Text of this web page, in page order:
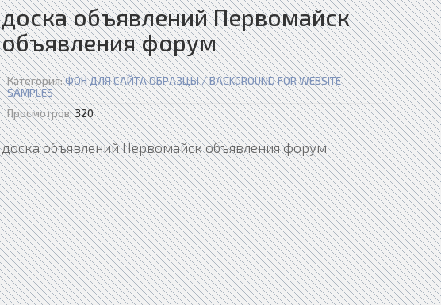
доска объявлений Первомайск
объявления форум
Категория:ФОН ДЛЯ САЙТА ОБРАЗЦЫ / BACKGROUND FOR WEBSITE
SAMPLES
Просмотров:320
доска объявлений Первомайск объявления форум